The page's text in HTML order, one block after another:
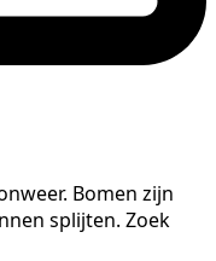
Bomen zijn
splijten. Zoek